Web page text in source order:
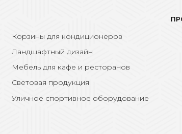
Корзины для кондиционеров
Ландшафтный дизайн
Мебель для кафе и ресторанов
Световая продукция
Уличное спортивное оборудование